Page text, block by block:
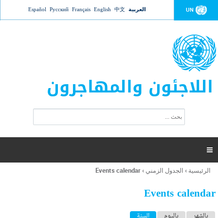
Jump to navigation UN العربية 中文
English
Français
Русский
Español
اللاجئون والمهاجرون
ت
ر
ل
ح
ب

أنت
هنا
الرئيسية › الجدول الزمني ›
Events calendar
Events calendar